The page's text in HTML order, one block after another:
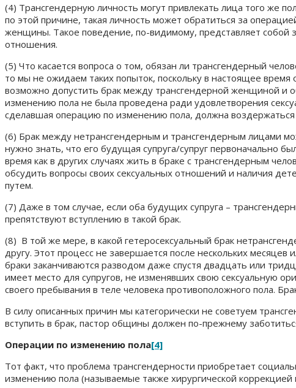
(4) Трансгендерную личность могут привлекать лица того же
по этой причине, такая личность может обратиться за
женщины. Такое поведение, по-видимому, представляет собой
отношения.
(5) Что касается вопроса о том, обязан ли трансгендерный
то мы не ожидаем таких попыток, поскольку в настоящее
возможно допустить брак между трансгендерной женщиной
изменению пола не была проведена ради удовлетворения
сделавшая операцию по изменению пола, должна воздержаться
(6) Брак между нетрансгендерным и трансгендерным лицами
нужно знать, что его будущая супруга/супруг первоначально
время как в других случаях жить в браке с трансгендерным
обсудить вопросы своих сексуальных отношений и наличия
путем.
(7) Даже в том случае, если оба будущих супруга –
препятствуют вступлению в такой брак.
(8) В той же мере, в какой гетеросексуальный брак
другу. Этот процесс не завершается после нескольких
браки заканчиваются разводом даже спустя двадцать или
имеет место для супругов, не изменявших свою сексуальную
своего пребывания в теле человека противоположного пола.
В силу описанных причин мы категорически не советуем
вступить в брак, пастор общины должен по-прежнему
Операции по изменению пола[4]
Тот факт, что проблема трансгендерности приобретает
изменению пола (называемые также хирургической